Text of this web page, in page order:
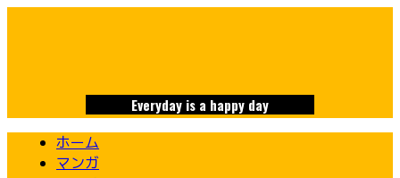
Everyday is a happy day
ホーム
マンガ